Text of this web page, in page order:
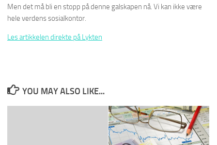
Men det må bli en stopp på denne galskapen nå. Vi kan ikke være
hele verdens sosialkontor.
Les artikkelen direkte på Lykten
YOU MAY ALSO LIKE...